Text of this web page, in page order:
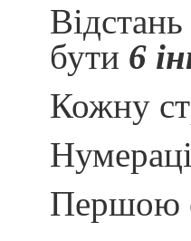
бути 6
Кожну
Першою